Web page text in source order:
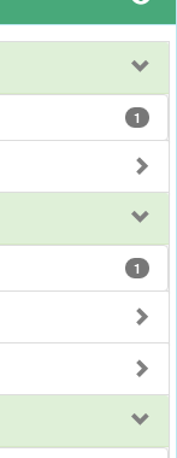
1
1